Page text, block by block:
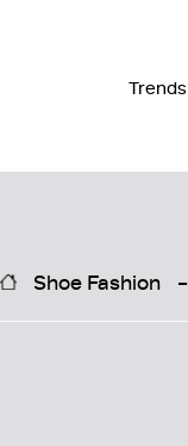
Trends
Shoe Fashion